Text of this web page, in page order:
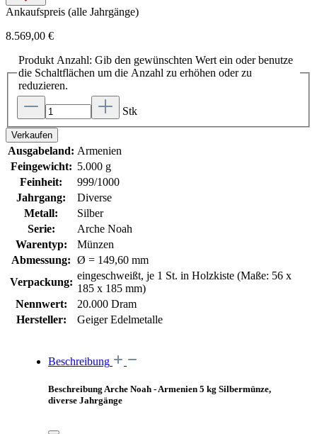
Ankaufspreis (alle Jahrgänge)
8.569,00 €
Produkt Anzahl: Gib den gewünschten Wert ein oder benutze
die Schaltflächen um die Anzahl zu erhöhen oder zu
reduzieren.
Stk
Verkaufen
Ausgabeland: Armenien
Feingewicht: 5.000 g
Feinheit:
999/1000
Jahrgang:
Diverse
Metall:
Silber
Serie:
Arche Noah
Warentyp:
Münzen
Abmessung: Ø = 149,60 mm
Verpackung:
eingeschweißt, je 1 St. in Holzkiste (Maße: 56 x
185 x 185 mm)
Nennwert:
20.000 Dram
Hersteller:
Geiger Edelmetalle
Beschreibung
Beschreibung Arche Noah - Armenien 5 kg Silbermünze,
diverse Jahrgänge